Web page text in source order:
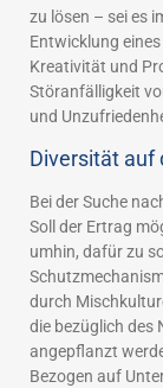
zu lösen – sei es
Entwicklung
Kreativität und
Störanfälligkeit
und
Diversität auf
Bei der Suche
Soll der Ertrag
umhin, dafür zu
durch
die bezüglich des
angepflanzt
Bezogen auf